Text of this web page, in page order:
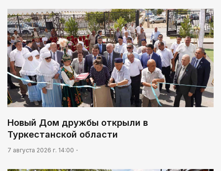
Новый Дом дружбы открыли в
Туркестанской области
7 августа 2026 г. 14:00